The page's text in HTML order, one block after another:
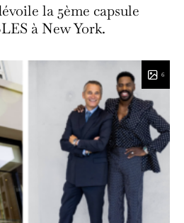
la 5ème capsule
à New York.
6